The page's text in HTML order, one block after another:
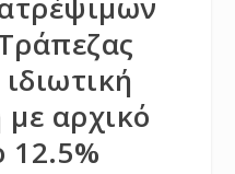
αρχικό
12.5%